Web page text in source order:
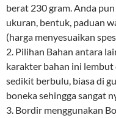
berat 230 gram. Anda
ukuran, bentuk, paduan
(harga menyesuaikan
2. Pilihan Bahan antara
karakter bahan ini
sedikit berbulu, biasa di
boneka sehingga sangat
3. Bordir menggunakan